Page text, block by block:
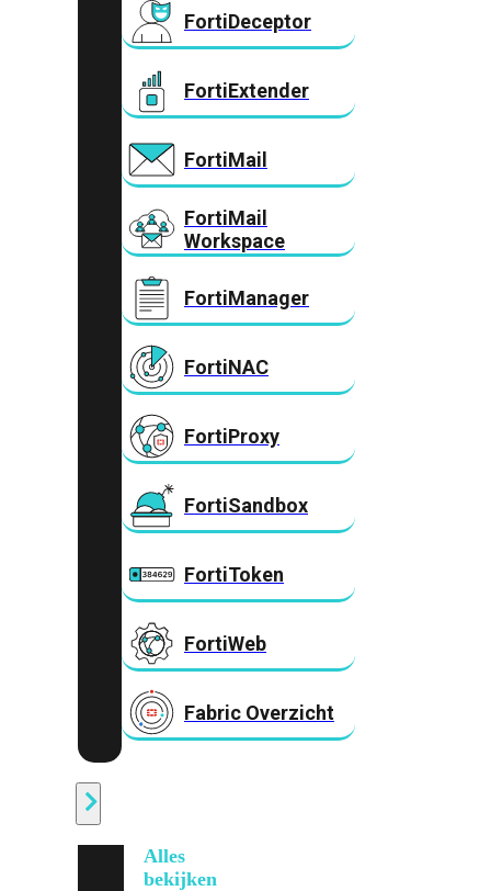
FortiDeceptor
FortiExtender
FortiMail
FortiMail
Workspace
FortiManager
FortiNAC
FortiProxy
FortiSandbox
FortiToken
FortiWeb
Fabric Overzicht
Alles
bekijken